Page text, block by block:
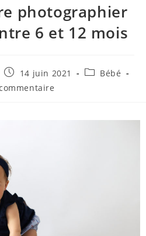
photographier
6 et 12 mois
14 juin 2021
Bébé